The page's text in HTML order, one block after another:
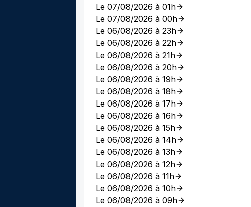
Le 07/08/2026 à 01h
Le 07/08/2026 à 00h
Le 06/08/2026 à 23h
Le 06/08/2026 à 22h
Le 06/08/2026 à 21h
Le 06/08/2026 à 20h
Le 06/08/2026 à 19h
Le 06/08/2026 à 18h
Le 06/08/2026 à 17h
Le 06/08/2026 à 16h
Le 06/08/2026 à 15h
Le 06/08/2026 à 14h
Le 06/08/2026 à 13h
Le 06/08/2026 à 12h
Le 06/08/2026 à 11h
Le 06/08/2026 à 10h
Le 06/08/2026 à 09h